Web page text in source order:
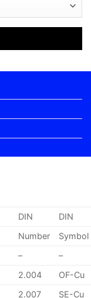
DIN
DIN
Number
Symbol
–
–
2.004
OF-Cu
2.007
SE-Cu